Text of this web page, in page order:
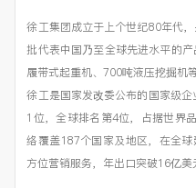
徐工集团成立于上个世纪80年代
批代表中国乃至全球先进水平的
履带式起重机、700吨液压挖掘机等
徐工是国家发改委公布的国家级
1位，全球排名第4位，占据世界
络覆盖187个国家及地区，在全
方位营销服务，年出口突破16亿美